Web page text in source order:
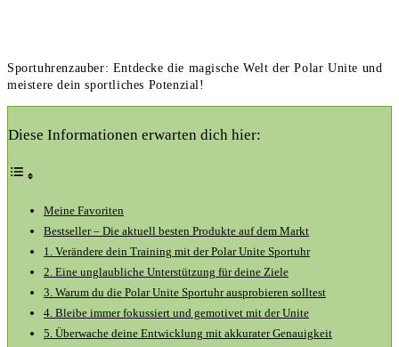
Sportuhrenzauber: Entdecke die magische Welt der Polar Unite und
meistere dein sportliches Potenzial!
Diese Informationen erwarten dich hier:
Meine Favoriten
Bestseller – Die aktuell besten Produkte auf dem Markt
1. Verändere dein Training mit der Polar Unite Sportuhr
2.‍ Eine unglaubliche Unterstützung für deine Ziele
3. ‍Warum du die Polar⁢ Unite Sportuhr ausprobieren solltest
4. Bleibe immer fokussiert ⁣und gemotivet mit der Unite
5. Überwache deine Entwicklung ⁢mit akkurater Genauigkeit